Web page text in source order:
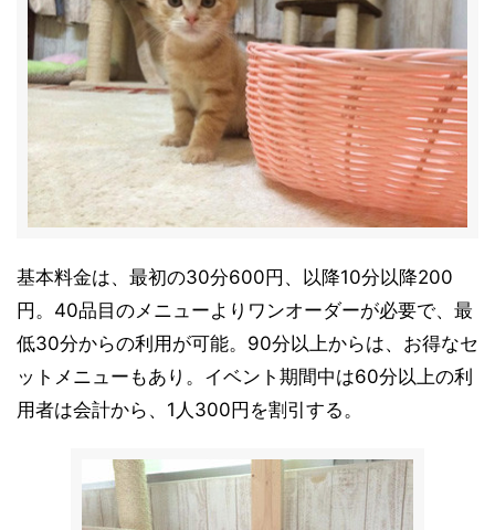
基本料金は、最初の30分600円、以降10分以降200
円。40品目のメニューよりワンオーダーが必要で、最
低30分からの利用が可能。90分以上からは、お得なセ
ットメニューもあり。イベント期間中は60分以上の利
用者は会計から、1人300円を割引する。